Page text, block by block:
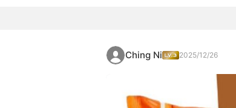
Ching Ni 2025/12/26